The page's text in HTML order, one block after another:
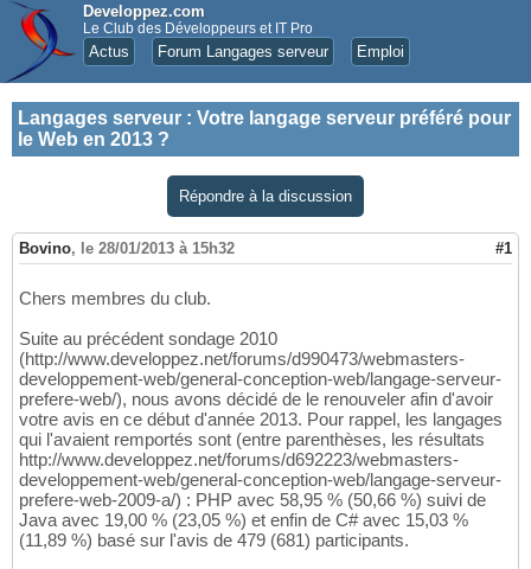
Developpez.com
Le Club des Développeurs et IT Pro
Actus Forum Langages serveur Emploi
Langages serveur : Votre langage serveur préféré pour
le Web en 2013 ?
Répondre à la discussion
Bovino, le 28/01/2013 à 15h32 #1
Chers membres du club.
Suite au précédent sondage 2010
(http://www.developpez.net/forums/d990473/webmasters-
developpement-web/general-conception-web/langage-serveur-
prefere-web/), nous avons décidé de le renouveler afin d'avoir
votre avis en ce début d'année 2013. Pour rappel, les langages
qui l'avaient remportés sont (entre parenthèses, les résultats
http://www.developpez.net/forums/d692223/webmasters-
developpement-web/general-conception-web/langage-serveur-
prefere-web-2009-a/) : PHP avec 58,95 % (50,66 %) suivi de
Java avec 19,00 % (23,05 %) et enfin de C# avec 15,03 %
(11,89 %) basé sur l'avis de 479 (681) participants.